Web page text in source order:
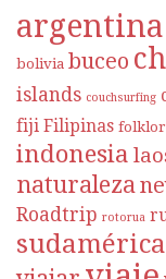
argentina
bolivia buceo
islands couchsurfing
fiji Filipinas
indonesia
naturaleza
Roadtrip rotorua
sudamérica